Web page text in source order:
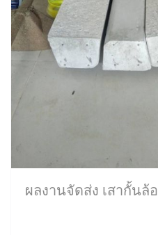
ผลงานจัดส่ง เสากั้นล้อ